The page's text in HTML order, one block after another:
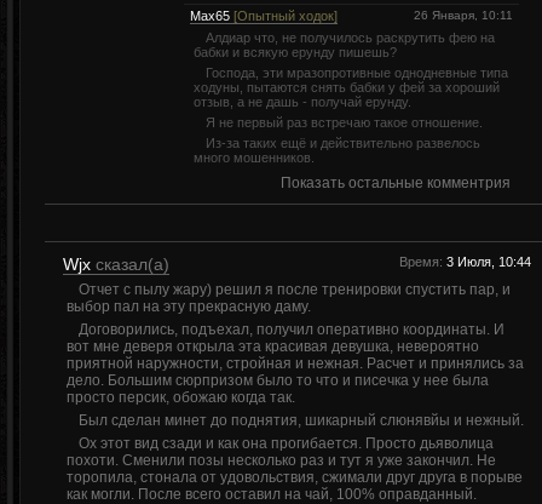
Max65 [Опытный ходок] 26 Января, 10:11
Алдиар что, не получилось раскрутить фею на
бабки и всякую ерунду пишешь?
Господа, эти мразопротивные однодневные типа
ходуны, пытаются снять бабки у фей за хороший
отзыв, а не дашь - получай ерунду.
Я не первый раз встречаю такое отношение.
Из-за таких ещё и действительно развелось
много мошенников.
Показать остальные комментрия
Wjx сказал(а) Время: 3 Июля, 10:44
Отчет с пылу жару) решил я после тренировки спустить пар, и
выбор пал на эту прекрасную даму.
Договорились, подъехал, получил оперативно координаты. И
вот мне деверя открыла эта красивая девушка, невероятно
приятной наружности, стройная и нежная. Расчет и принялись за
дело. Большим сюрпризом было то что и писечка у нее была
просто персик, обожаю когда так.
Был сделан минет до поднятия, шикарный слюнявйы и нежный.
Ох этот вид сзади и как она прогибается. Просто дьяволица
похоти. Сменили позы несколько раз и тут я уже закончил. Не
торопила, стонала от удовольствия, сжимали друг друга в порыве
как могли. После всего оставил на чай, 100% оправданный.